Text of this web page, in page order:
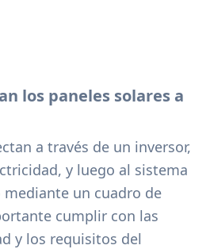
los paneles solares a
a través de un inversor,
y luego al sistema
un cuadro de
cumplir con las
y los requisitos del